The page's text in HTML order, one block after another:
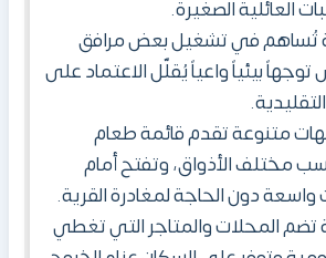
العائلية الصغيرة.
في تشغيل بعض مرافق
بيئياً واعياً يُقلّل الاعتماد على
متنوعة تقدم قائمة طعام
مختلف الأذواق، وتفتح أمام
واسعة دون الحاجة لمغادرة القرية.
تضم المحلات والمتاجر التي تغطي